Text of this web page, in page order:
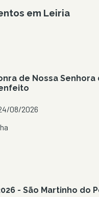
em Leiria
de Nossa Senhora
08/2026
- São Martinho do